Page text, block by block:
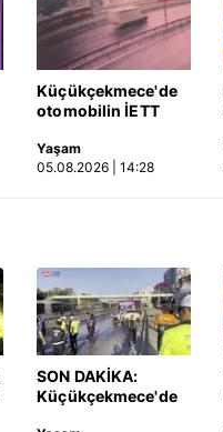
Küçükçekmece'de
otomobilin İETT
kaza kamerada |
Video
Yaşam
05.08.2026 | 14:28
SON DAKİKA:
Küçükçekmece'de